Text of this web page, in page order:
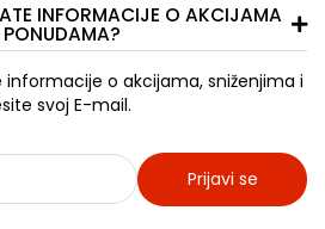
INFORMACIJE O AKCIJAMA
informacije o akcijama, sniženjima i
svoj E-mail.
Prijavi se